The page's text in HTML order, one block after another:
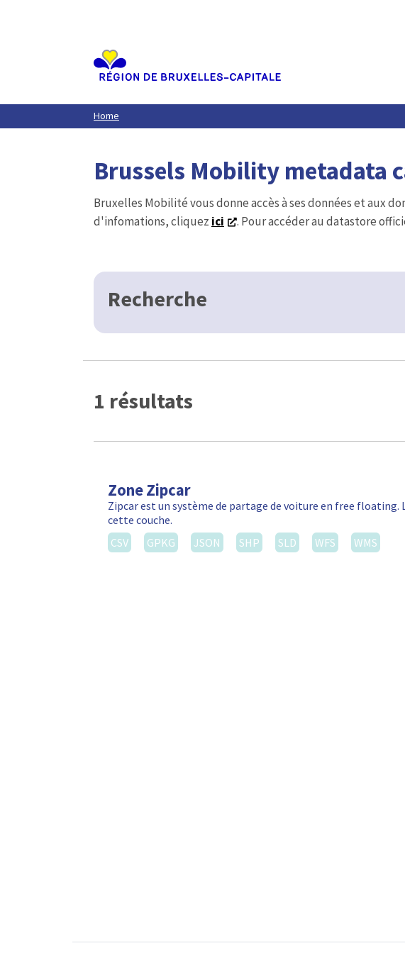
Home
Brussels Mobility metadata
Bruxelles Mobilité vous donne accès à ses données et aux
d'infomations, cliquez ici . Pour accéder au datastore
Recherche
1 résultats
Zone Zipcar
Zipcar est un système de partage de voiture en free
cette couche.
CSV
GPKG JSON SHP SLD WFS WMS